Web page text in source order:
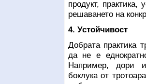
продукт,
решаването на
4. Устойчивост
Добрата практика
да не е
Например, дори и
боклука от